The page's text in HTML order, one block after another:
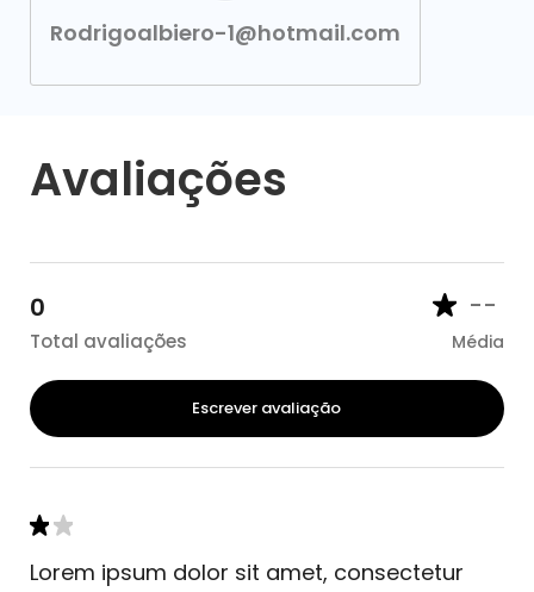
Rodrigoalbiero-1@hotmail.com
Avaliações
0
Total avaliações
--
Média
Escrever avaliação
Lorem ipsum dolor sit amet, consectetur